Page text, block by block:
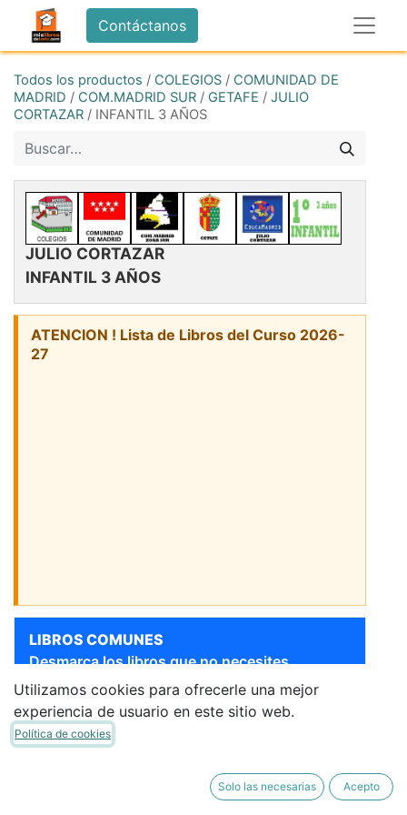
Contáctanos
Todos los productos / COLEGIOS / COMUNIDAD DE
MADRID / COM.MADRID SUR / GETAFE / JULIO
CORTAZAR / INFANTIL 3 AÑOS
JULIO CORTAZAR
INFANTIL 3 AÑOS
ATENCION ! Lista de Libros del Curso 2026-
27
LIBROS COMUNES
Desmarca los libros que no necesites.
[9788469829844] 3 AÑOS
Sigue bajando para ver más libros
Utilizamos cookies para ofrecerle una mejor
experiencia de usuario en este sitio web.
Política de cookies
Solo las necesarias Acepto